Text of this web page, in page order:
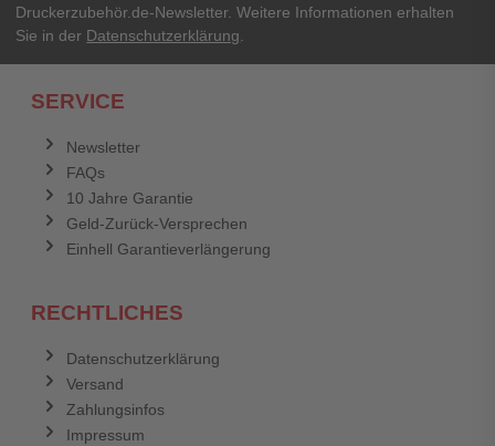
Druckerzubehör.de-Newsletter. Weitere Informationen erhalten
Sie in der Datenschutzerklärung.
SERVICE
Newsletter
FAQs
10 Jahre Garantie
Geld-Zurück-Versprechen
Einhell Garantieverlängerung
RECHTLICHES
Datenschutzerklärung
Versand
Zahlungsinfos
Impressum